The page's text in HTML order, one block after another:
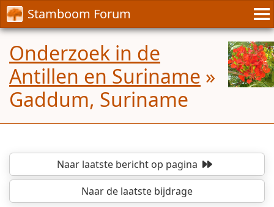
Stamboom Forum
Onderzoek in de
Antillen en Suriname »
Gaddum, Suriname
Naar laatste berichtop pagina
Naar de laatste bijdrage